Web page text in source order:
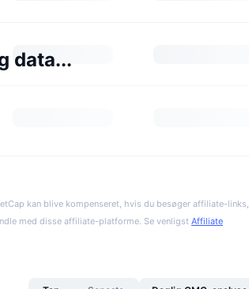
data...
kan blive kompenseret, hvis du besøger affiliate-links,
med disse affiliate-platforme. Se venligst Affiliate